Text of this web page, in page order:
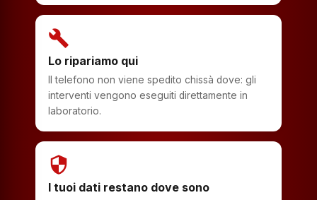
build
Lo ripariamo qui
Il telefono non viene spedito chissà dove: gli
interventi vengono eseguiti direttamente in
laboratorio.
security
I tuoi dati restano dove sono